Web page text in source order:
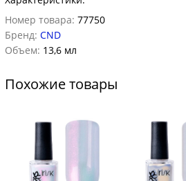
Номер товара: 77750
Бренд: CND
Объем: 13,6 мл
Похожие товары